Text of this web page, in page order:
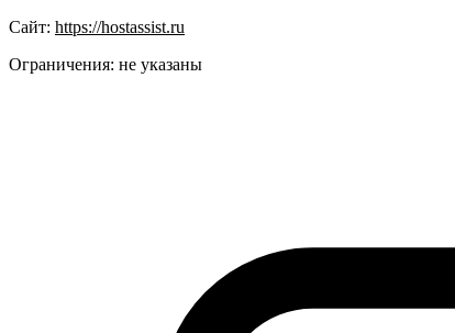
Сайт: https://hostassist.ru
Ограничения: не указаны